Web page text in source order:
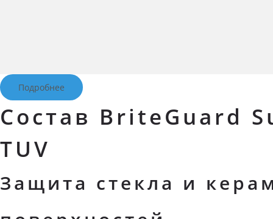
Подробнее
Состав BriteGuard
TUV
Защита стекла и